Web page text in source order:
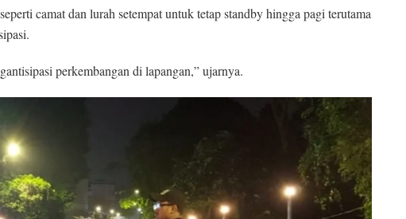
camat dan lurah setempat untuk tetap standby hingga pagi terutama
perkembangan di lapangan,” ujarnya.